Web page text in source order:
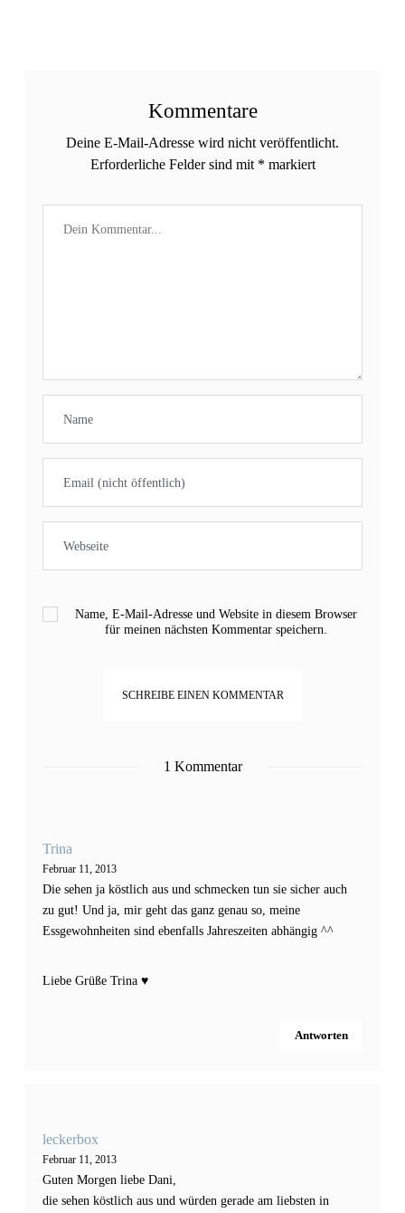
Kommentare
Deine E-Mail-Adresse wird nicht veröffentlicht.
Erforderliche Felder sind mit * markiert
Name, E-Mail-Adresse und Website in diesem Browser
für meinen nächsten Kommentar speichern.
1 Kommentar
Trina
Februar 11, 2013
Die sehen ja köstlich aus und schmecken tun sie sicher auch
zu gut! Und ja, mir geht das ganz genau so, meine
Essgewohnheiten sind ebenfalls Jahreszeiten abhängig ^^
Liebe Grüße Trina ♥
Antworten
leckerbox
Februar 11, 2013
Guten Morgen liebe Dani,
die sehen köstlich aus und würden gerade am liebsten in